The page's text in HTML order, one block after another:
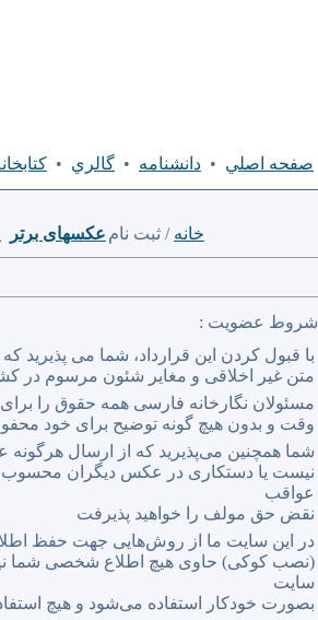
صفحه اصلي • دانشنامه • گالري •
خانه / ثبت نام عكسهای برتر
شروط عضویت :
با قبول کردن این قرارداد، شما می
متن غیر اخلاقی و مغایر شئون مرسوم در
مسئولان نگارخانه فارسی همه حقوق را
وقت و بدون هیچ گونه توضیح برای خود
شما همچنین می‌پذیرید که از ارسال
نیست یا دستکاری در عکس دیگران محسوب
عواقب
نقض حق مولف را خواهید پذیرفت
در این سایت ما از روش‌هایی جهت حفظ
(نصب کوکی) حاوی هیچ اطلاع شخصی شما
سایت
بصورت خودکار استفاده می‌شود و هیچ